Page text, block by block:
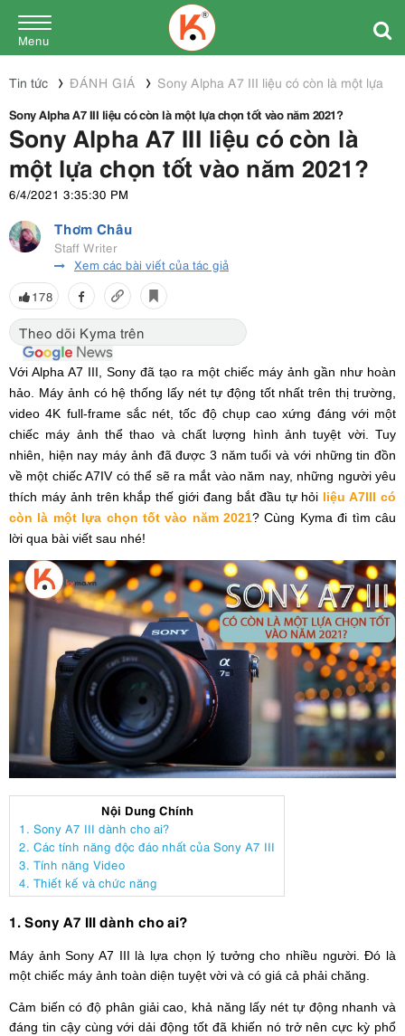
Menu
Tin tức ĐÁNH GIÁ
Sony Alpha A7 III liệu có còn là một lựa
Sony Alpha A7 III liệu có còn là một lựa chọn tốt vào năm 2021?
Sony Alpha A7 III liệu có còn là
một lựa chọn tốt vào năm 2021?
6/4/2021 3:35:30 PM
Thơm Châu
Staff Writer
Xem các bài viết của tác giả
178
Theo dõi Kyma trên
Với Alpha A7 III, Sony đã tạo ra một chiếc máy ảnh gần như hoàn
hảo. Máy ảnh có hệ thống lấy nét tự động tốt nhất trên thị trường,
video 4K full-frame sắc nét, tốc độ chụp cao xứng đáng với một
chiếc máy ảnh thể thao và chất lượng hình ảnh tuyệt vời.
Tuy
nhiên, hiện nay máy ảnh đã được 3 năm tuổi và với những tin đồn
về một chiếc A7IV có thể sẽ ra mắt vào năm nay, những người yêu
thích máy ảnh trên khắp thế giới đang bắt đầu tự hỏi liệu A7III có
còn là một lựa chọn tốt vào năm 2021? Cùng Kyma đi tìm câu
lời qua bài viết sau nhé!
Nội Dung Chính
1. Sony A7 III dành cho ai?
2. Các tính năng độc đáo nhất của Sony A7 III
3. Tính năng Video
4. Thiết kế và chức năng
1. Sony A7 III dành cho ai?
Máy ảnh Sony A7 III là lựa chọn lý tưởng cho nhiều người. Đó là
một chiếc máy ảnh toàn diện tuyệt vời và có giá cả phải chăng.
Cảm biến có độ phân giải cao, khả năng lấy nét tự động nhanh và
đáng tin cậy cùng với dải động tốt đã khiến nó trở nên cực kỳ phổ